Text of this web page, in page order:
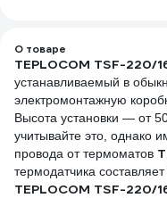
О товаре
TEPLOCOM TSF-220/
устанавливаемый в
электромонтажную
Высота установки — от
учитывайте это, однако
провода от термоматов
термодатчика
TEPLOCOM TSF-220/